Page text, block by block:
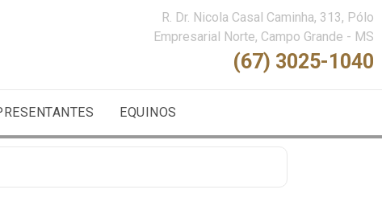
R. Dr. Nicola Casal Caminha, 313, Pólo
Empresarial Norte, Campo Grande - MS
(67) 3025-1040
EQUINOS